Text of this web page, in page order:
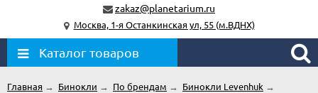
zakaz@planetarium.ru
Москва, 1-я Останкинская ул, 55 (м.ВДНХ)
Каталог товаров
Главная → Бинокли → По брендам → Бинокли Levenhuk →